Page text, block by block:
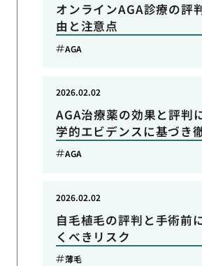
オンラインAGA診療の評
由と注意点
AGA
AGA治療薬の効果と評判
学的エビデンスに基づき
2026.02.02
AGA
自毛植毛の評判と手術前
くべきリスク
2026.02.02
薄毛